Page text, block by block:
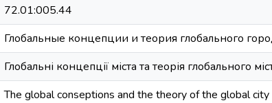
72.01:005.44
Глобальные концепции и теория глобального
Глобальні концепції міста та теорія глобального
The global conseptions and the theory of the global city